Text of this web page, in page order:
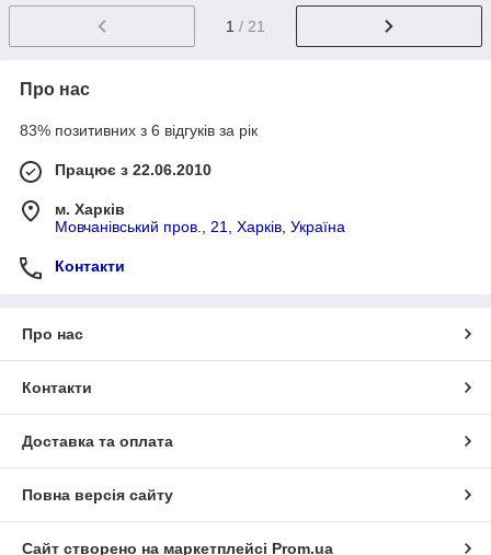
1 / 21
Про нас
83% позитивних з 6 відгуків за рік
Працює з 22.06.2010
м. Харків
Мовчанівський пров., 21, Харків, Україна
Контакти
Про нас
Контакти
Доставка та оплата
Повна версія сайту
Сайт створено на маркетплейсі Prom.ua